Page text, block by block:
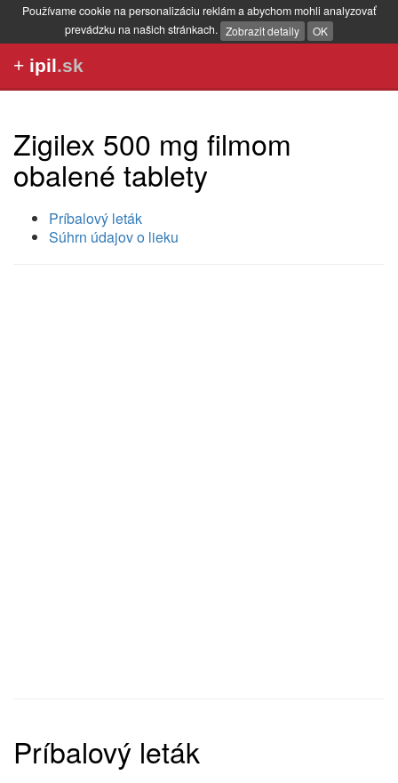
Používame cookie na personalizáciu reklám a abychom mohli analyzovať
prevádzku na našich stránkach. Zobrazit detaily OK
+ ipil.sk
Zigilex 500 mg filmom
obalené tablety
Príbalový leták
Súhrn údajov o lieku
Príbalový leták